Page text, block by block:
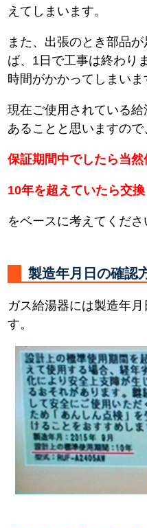
えてしまいます。
また、出張のとき部品
ば、1日で工事は終わり
時間がかかってしまいま
現在ご使用されている
あることと思いますので
保証期間中でしたら当然
10年を超えていたら交換
をベースに考えてくださ
製造年月日の確認
ガス給湯器には製造年
す。